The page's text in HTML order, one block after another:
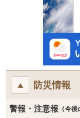
防災情報
警報・注意報 （今後